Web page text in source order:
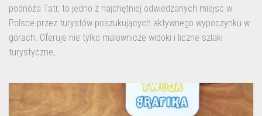
podnóża Tatr, to jedno z najchętniej odwiedzanych miejsc w
Polsce przez turystów poszukujących aktywnego wypoczynku w
górach. Oferuje nie tylko malownicze widoki i liczne szlaki
turystyczne,...